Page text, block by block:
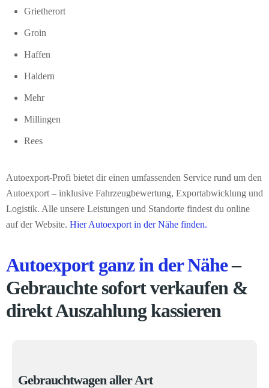
Grietherort
Groin
Haffen
Haldern
Mehr
Millingen
Rees
Autoexport-Profi bietet dir einen umfassenden Service rund um den
Autoexport – inklusive Fahrzeugbewertung, Exportabwicklung und
Logistik. Alle unsere Leistungen und Standorte findest du online
auf der Website. Hier Autoexport in der Nähe finden.
Autoexport ganz in der Nähe–
Gebrauchte sofort verkaufen &
direkt Auszahlung kassieren
Gebrauchtwagen aller Art